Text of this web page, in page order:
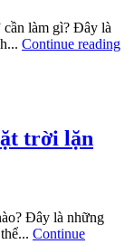
cần làm gì? Đây là
Continue reading
trời lặn
Đây là những
Continue